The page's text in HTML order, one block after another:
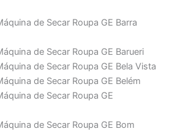
de Secar Roupa GE Barra
de Secar Roupa GE Barueri
de Secar Roupa GE Bela Vista
de Secar Roupa GE Belém
de Secar Roupa GE
de Secar Roupa GE Bom